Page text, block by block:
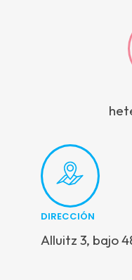
DIRECCIÓN
Alluitz 3, bajo